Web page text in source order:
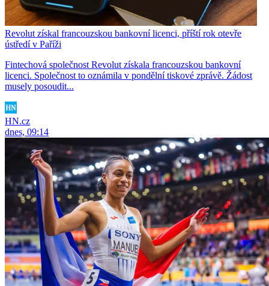
Revolut získal francouzskou bankovní licenci, příští rok otevře
ústředí v Paříži
Fintechová společnost Revolut získala francouzskou bankovní
licenci. Společnost to oznámila v pondělní tiskové zprávě. Žádost
musely posoudit...
HN.cz
dnes, 09:14